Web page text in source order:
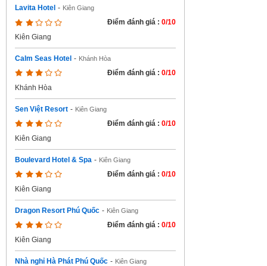
Lavita Hotel - Kiên Giang
Điểm đánh giá : 0/10
Kiên Giang
Calm Seas Hotel - Khánh Hòa
Điểm đánh giá : 0/10
Khánh Hòa
Sen Việt Resort - Kiên Giang
Điểm đánh giá : 0/10
Kiên Giang
Boulevard Hotel & Spa - Kiên Giang
Điểm đánh giá : 0/10
Kiên Giang
Dragon Resort Phú Quốc - Kiên Giang
Điểm đánh giá : 0/10
Kiên Giang
Nhà nghỉ Hà Phát Phú Quốc - Kiên Giang